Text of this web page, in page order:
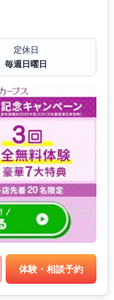
定休日
毎週日曜日
体験・相談予約